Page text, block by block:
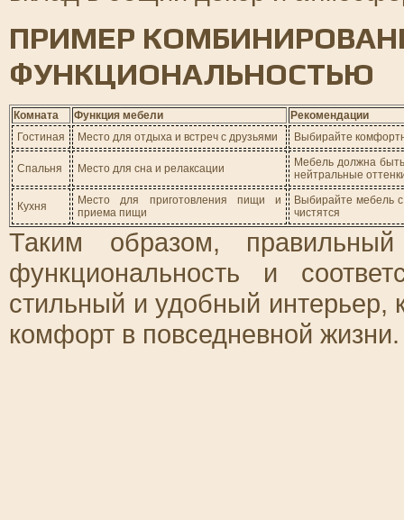
ПРИМЕР
ФУНКЦИОНАЛЬНОСТЬЮ
Комната Функция мебели
Рекомендации
Гостиная
Место для отдыха и встреч с друзьями Выбирайте
Спальня Место для сна и релаксации
Мебель должна
нейтральные
Кухня
Место для приготовления пищи и
приема пищи
Выбирайте мебель
чистятся
Таким образом,
функциональность и
стильный и удобный интерьер,
комфорт в повседневной жизни.